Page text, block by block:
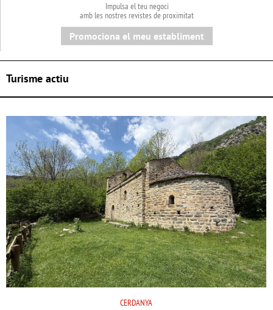
Impulsa el teu negoci
amb les nostres revistes de proximitat
Promociona el meu establiment
Turisme actiu
CERDANYA